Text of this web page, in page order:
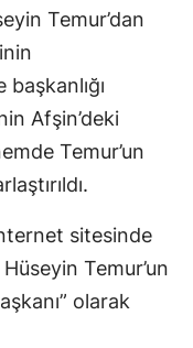
Temur’dan
Afşin’deki
Temur’un
sitesinde
Temur’un
olarak